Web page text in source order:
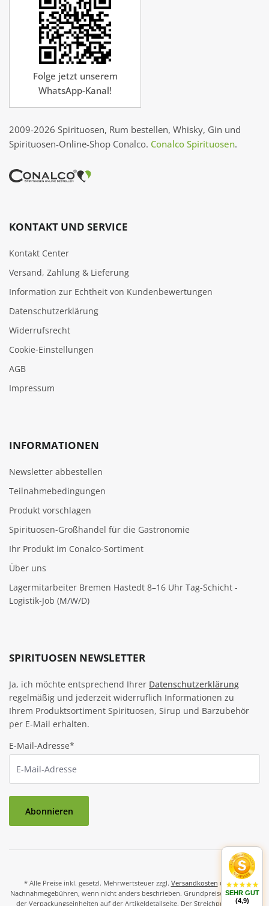
Folge jetzt unserem
WhatsApp-Kanal!
2009-2026 Spirituosen, Rum bestellen, Whisky, Gin und
Spirituosen-Online-Shop Conalco. Conalco Spirituosen.
KONTAKT UND SERVICE
Kontakt Center
Versand, Zahlung & Lieferung
Information zur Echtheit von Kundenbewertungen
Datenschutzerklärung
Widerrufsrecht
Cookie‑Einstellungen
AGB
Impressum
INFORMATIONEN
Newsletter abbestellen
Teilnahmebedingungen
Produkt vorschlagen
Spirituosen-Großhandel für die Gastronomie
Ihr Produkt im Conalco-Sortiment
Über uns
Lagermitarbeiter Bremen Hastedt 8–16 Uhr Tag-Schicht -
Logistik-Job (M/W/D)
SPIRITUOSEN NEWSLETTER
Ja, ich möchte entsprechend Ihrer Datenschutzerklärung
regelmäßig und jederzeit widerruflich Informationen zu
Ihrem Produktsortiment Spirituosen, Sirup und Barzubehör
per E-Mail erhalten.
E-Mail-Adresse*
Abonnieren
* Alle Preise inkl. gesetzl. Mehrwertsteuer zzgl. Versandkosten und ggf.
Nachnahmegebühren, wenn nicht anders beschrieben. Grundpreise und Preise
der Verpackungseinheiten auf der Artikeldetailseite. Der Streichpreis ist der
SEHR GUT
(4,9)